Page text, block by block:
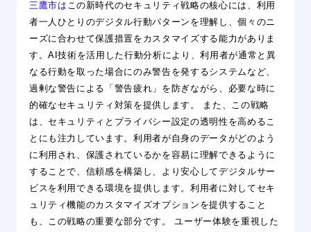
三鷹市は この新時代のセキュリティ戦略の核心には、利用
者一人ひとりのデジタル行動パターンを理解し、個々のニ
ーズに合わせて保護措置をカスタマイズする能力がありま
す。AI技術を活用した行動分析により、利用者が通常と異
なる行動を取った場合にのみ警告を発するシステムなど、
過剰な警告による「警告疲れ」を防ぎながら、必要な時に
的確なセキュリティ対策を提供します。 また、この戦略
は、セキュリティとプライバシー設定の透明性を高めるこ
とにも注力しています。利用者が自身のデータがどのよう
に利用され、保護されているかを容易に理解できるように
することで、信頼感を構築し、より安心してデジタルサー
ビスを利用できる環境を提供します。利用者に対してセキ
ュリティ機能のカスタマイズオプションを提供すること
も、この戦略の重要な部分です。 ユーザー体験を重視した